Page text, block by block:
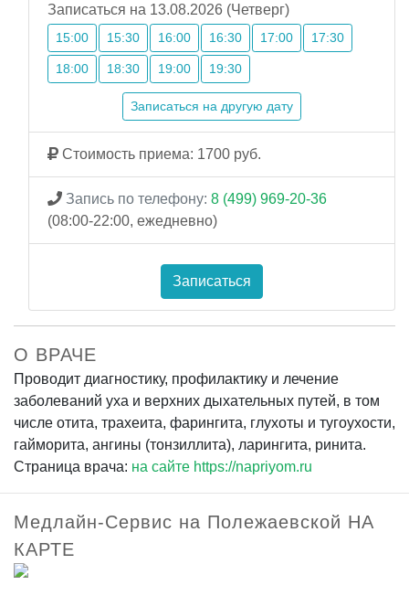
Записаться на 13.08.2026 (Четверг)
15:00 15:30 16:00 16:30 17:00 17:30
18:00 18:30 19:00 19:30
Записаться на другую дату
Стоимость приема: 1700 руб.
Запись по телефону: 8 (499) 969-20-36
(08:00-22:00, ежедневно)
Записаться
О ВРАЧЕ
Проводит диагностику, профилактику и лечение
заболеваний уха и верхних дыхательных путей, в том
числе отита, трахеита, фарингита, глухоты и тугоухости,
гайморита, ангины (тонзиллита), ларингита, ринита.
Страница врача: на сайте https://napriyom.ru
Медлайн-Сервис на Полежаевской НА
КАРТЕ